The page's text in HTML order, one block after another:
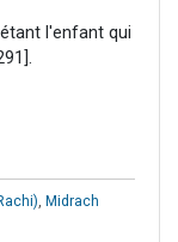
l'enfant qui
, Midrach